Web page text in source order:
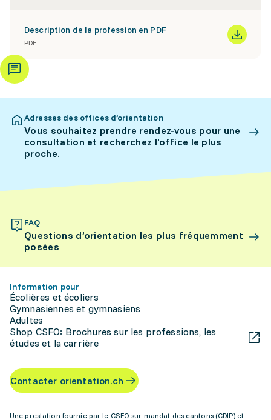
Description de la profession en PDF
PDF
Adresses des offices d’orientation
Vous souhaitez prendre rendez-vous pour une
consultation et recherchez l’office le plus
proche.
FAQ
Questions d’orientation les plus fréquemment
posées
Information pour
Écolières et écoliers
Gymnasiennes et gymnasiens
Adultes
Shop CSFO: Brochures sur les professions, les
études et la carrière
Contacter orientation.ch
Une prestation fournie par le CSFO sur mandat des cantons (CDIP) et